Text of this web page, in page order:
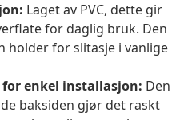
Laget av PVC, dette gir
for daglig bruk. Den
holder for slitasje i vanlige
enkel installasjon: Den
baksiden gjør det raskt